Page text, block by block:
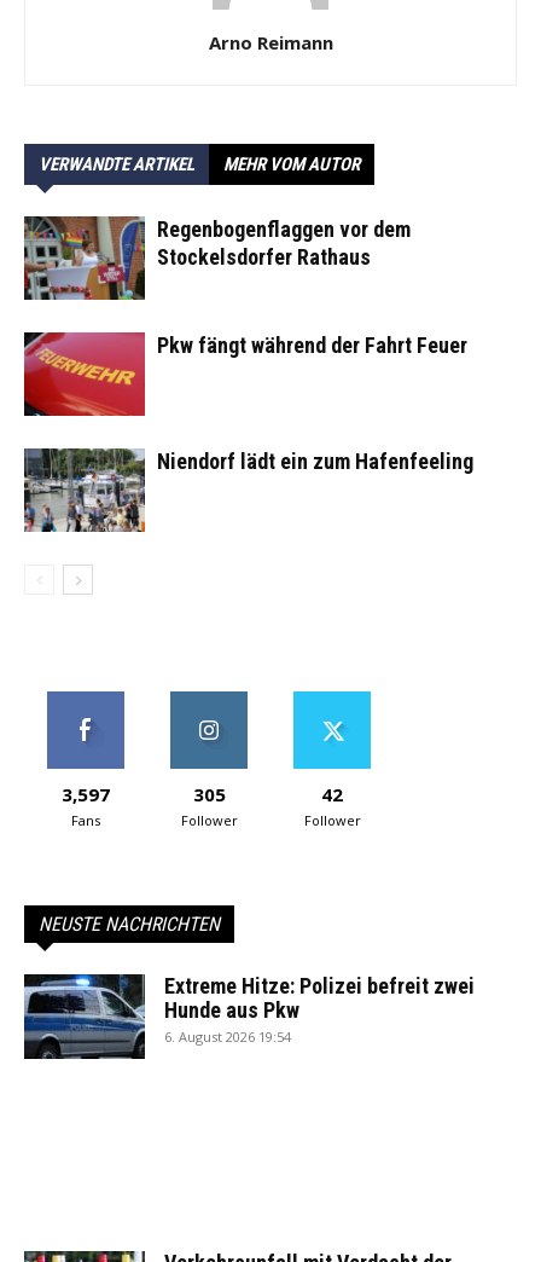
Arno Reimann
VERWANDTE ARTIKEL MEHR VOM AUTOR
Regenbogenflaggen vor dem
Stockelsdorfer Rathaus
Pkw fängt während der Fahrt Feuer
Niendorf lädt ein zum Hafenfeeling
3,597
Fans
305
Follower
42
Follower
NEUSTE NACHRICHTEN
Extreme Hitze: Polizei befreit zwei
Hunde aus Pkw
6. August 2026 19:54